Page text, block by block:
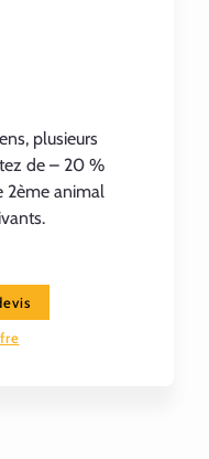
plusieurs
de – 20 %
2ème animal